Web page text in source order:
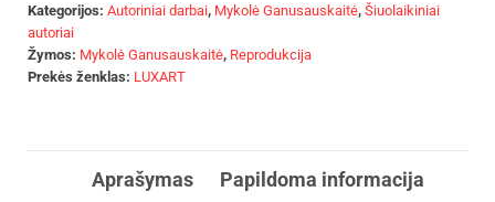
Kategorijos: Autoriniai darbai, Mykolė Ganusauskaitė, Šiuolaikiniai
autoriai
Žymos: Mykolė Ganusauskaitė, Reprodukcija
Prekės ženklas: LUXART
Aprašymas Papildoma informacija